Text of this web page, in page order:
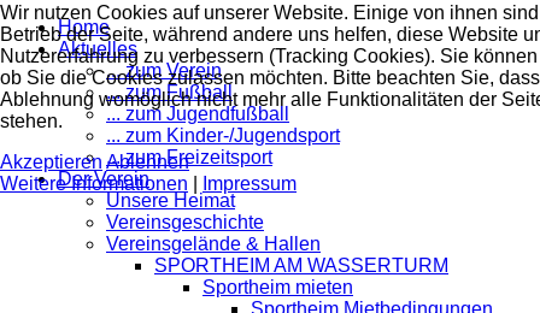
Home
Aktuelles
... zum Verein
... zum Fußball
... zum Jugendfußball
... zum Kinder-/Jugendsport
... zum Freizeitsport
Der Verein
Unsere Heimat
Vereinsgeschichte
Vereinsgelände & Hallen
SPORTHEIM AM WASSERTURM
Sportheim mieten
Sportheim Mietbedingungen
Wir nutzen Cookies auf unserer Website. Einige von ihnen
Betrieb der Seite, während andere uns helfen, diese Website
Nutzererfahrung zu verbessern (Tracking Cookies). Sie
ob Sie die Cookies zulassen möchten. Bitte beachten Sie,
Ablehnung womöglich nicht mehr alle Funktionalitäten der
stehen.
Akzeptieren Ablehnen
Weitere Informationen
Impressum